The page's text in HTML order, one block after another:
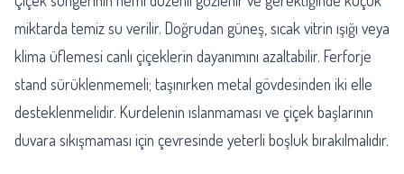
miktarda temiz su verilir. Doğrudan güneş, sıcak vitrin ışığı veya
klima üflemesi canlı çiçeklerin dayanımını azaltabilir. Ferforje
stand sürüklenmemeli; taşınırken metal gövdesinden iki elle
desteklenmelidir. Kurdelenin ıslanmaması ve çiçek başlarının
duvara sıkışmaması için çevresinde yeterli boşluk bırakılmalıdır.